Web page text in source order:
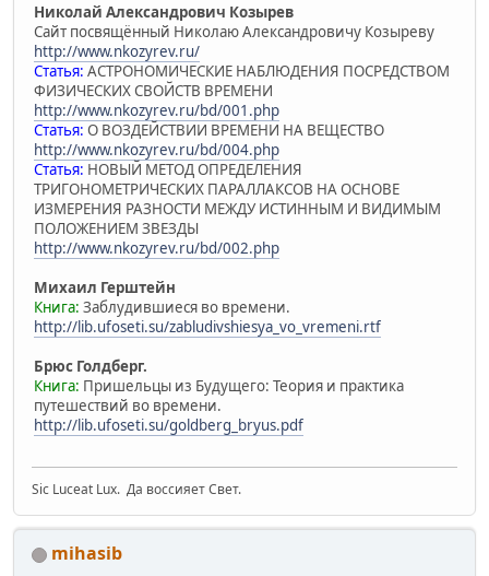
Николай Александрович Козырев
Сайт посвящённый Николаю Александровичу Козыреву
http://www.nkozyrev.ru/
Статья: АСТРОНОМИЧЕСКИЕ НАБЛЮДЕНИЯ ПОСРЕДСТВОМ
ФИЗИЧЕСКИХ СВОЙСТВ ВРЕМЕНИ
http://www.nkozyrev.ru/bd/001.php
Статья: О ВОЗДЕЙСТВИИ ВРЕМЕНИ НА ВЕЩЕСТВО
http://www.nkozyrev.ru/bd/004.php
Статья: НОВЫЙ МЕТОД ОПРЕДЕЛЕНИЯ
ТРИГОНОМЕТРИЧЕСКИХ ПАРАЛЛАКСОВ НА ОСНОВЕ
ИЗМЕРЕНИЯ РАЗНОСТИ МЕЖДУ ИСТИННЫМ И ВИДИМЫМ
ПОЛОЖЕНИЕМ ЗВЕЗДЫ
http://www.nkozyrev.ru/bd/002.php
Михаил Герштейн
Книга: Заблудившиеся во времени.
http://lib.ufoseti.su/zabludivshiesya_vo_vremeni.rtf
Брюс Голдберг.
Книга: Пришельцы из Будущего: Теория и практика
путешествий во времени.
http://lib.ufoseti.su/goldberg_bryus.pdf
Sic Luceat Lux. Да воссияет Свет.
mihasib